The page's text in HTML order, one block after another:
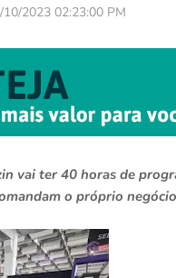
10/2023 02:23:00 PM
vai ter 40 horas de
o próprio negócio